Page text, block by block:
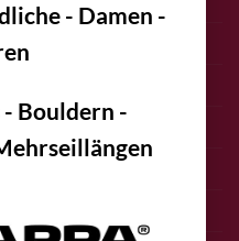
- Damen -
- Bouldern -